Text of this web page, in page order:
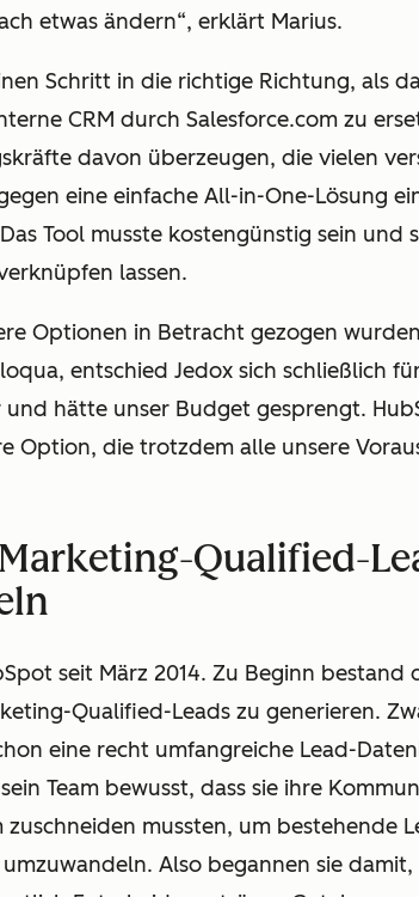
etwas ändern“, erklärt Marius.
Schritt in die richtige Richtung, als
CRM durch Salesforce.com zu
davon überzeugen, die vielen
eine einfache All-in-One-Lösung
Tool musste kostengünstig sein und
lassen.
Optionen in Betracht gezogen
entschied Jedox sich schließlich
und hätte unser Budget gesprengt.
Option, die trotzdem alle unsere
Qualified-
seit März 2014. Zu Beginn bestand
Qualified-Leads zu generieren.
eine recht umfangreiche Lead-
Team bewusst, dass sie ihre
mussten, um bestehende
Also begannen sie